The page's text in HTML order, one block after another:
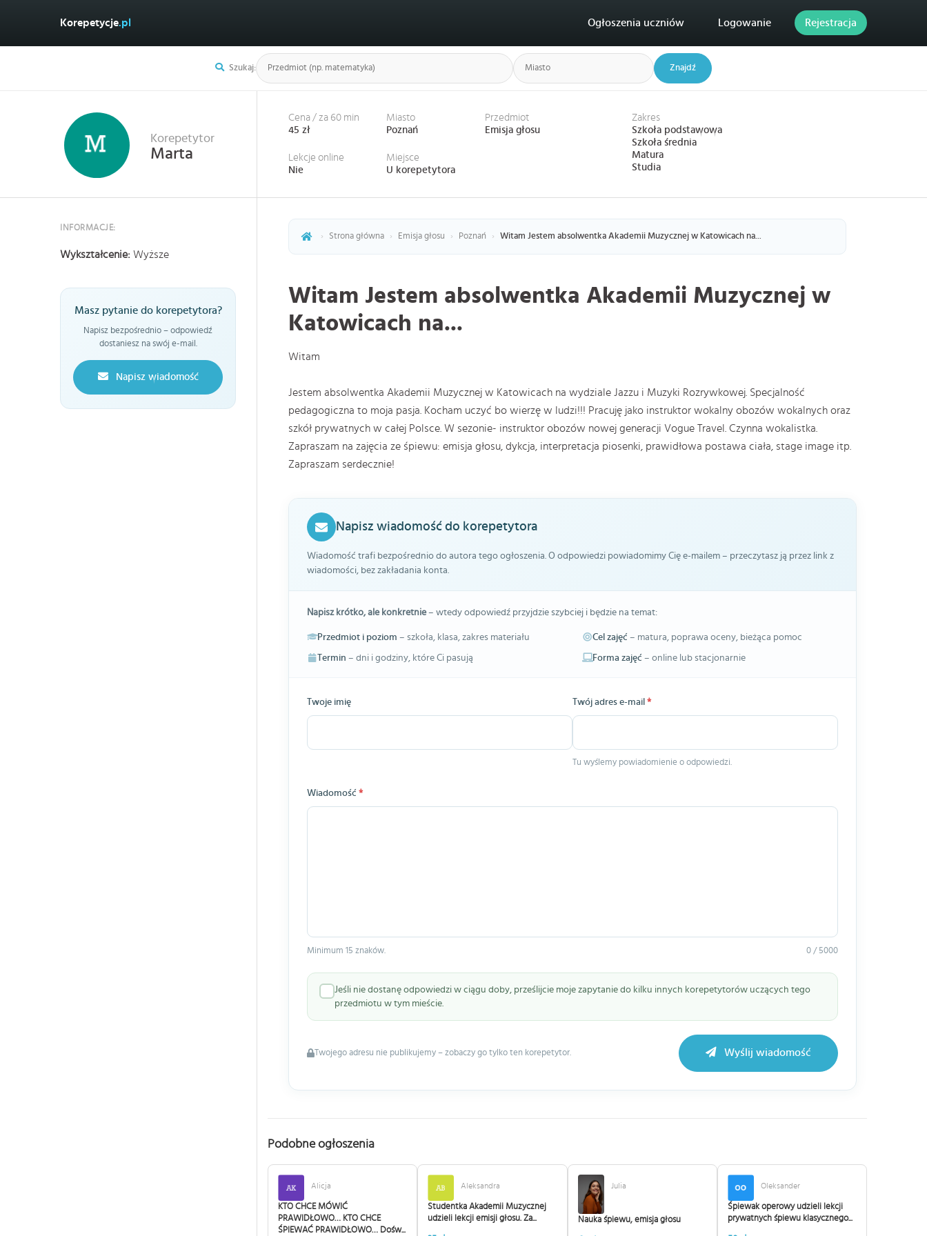
Korepetycje.pl Ogłoszenia uczniów Logowanie Rejestracja
Szukaj: Znajdź
Korepetytor
Marta
INFORMACJE:
Wykształcenie: Wyższe
Masz pytanie do korepetytora?
Napisz bezpośrednio – odpowiedź
dostaniesz na swój e-mail.
Napisz wiadomość
Cena / za 60 min
45 zł
Lekcje online
Nie
Miasto
Poznań
Miejsce
U korepetytora
Przedmiot
Emisja głosu
Zakres
Szkoła podstawowa
Szkoła średnia
Matura
Studia
› Strona główna › Emisja głosu › Poznań › Witam Jestem absolwentka Akademii Muzycznej w Katowicach na...
Witam Jestem absolwentka Akademii Muzycznej w
Katowicach na...
Witam
Jestem absolwentka Akademii Muzycznej w Katowicach na wydziale Jazzu i Muzyki Rozrywkowej. Specjalność
pedagogiczna to moja pasja. Kocham uczyć bo wierzę w ludzi!!! Pracuję jako instruktor wokalny obozów wokalnych oraz
szkół prywatnych w całej Polsce. W sezonie- instruktor obozów nowej generacji Vogue Travel. Czynna wokalistka.
Zapraszam na zajęcia ze śpiewu: emisja głosu, dykcja, interpretacja piosenki, prawidłowa postawa ciała, stage image itp.
Zapraszam serdecznie!
Napisz wiadomość do korepetytora
Wiadomość trafi bezpośrednio do autora tego ogłoszenia. O odpowiedzi powiadomimy Cię e-mailem – przeczytasz ją przez link z
wiadomości, bez zakładania konta.
Napisz krótko, ale konkretnie– wtedy odpowiedź przyjdzie szybciej i będzie na temat:
Przedmiot i poziom – szkoła, klasa, zakres materiału Cel zajęć – matura, poprawa oceny, bieżąca pomoc
Termin – dni i godziny, które Ci pasują Forma zajęć – online lub stacjonarnie
Twoje imię Twój adres e-mail *
Tu wyślemy powiadomienie o odpowiedzi.
Wiadomość *
Minimum 15 znaków. 0 / 5000
Jeśli nie dostanę odpowiedzi w ciągu doby, prześlijcie moje zapytanie do kilku innych korepetytorów uczących tego
przedmiotu w tym mieście.
Twojego adresu nie publikujemy – zobaczy go tylko ten korepetytor. Wyślij wiadomość
Podobne ogłoszenia
Alicja
KTO CHCE MÓWIĆ
PRAWIDŁOWO… KTO CHCE
ŚPIEWAĆ PRAWIDŁOWO… Dośw...
Aleksandra
Studentka Akademii Muzycznej
udzieli lekcji emisji głosu. Za...
Julia
Nauka śpiewu, emisja głosu
Oleksander
Śpiewak operowy udzieli lekcji
prywatnych śpiewu klasycznego...